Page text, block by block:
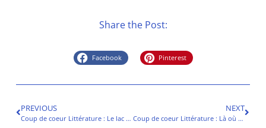
Share the Post:
Facebook Pinterest
PREVIOUS
Coup de coeur Littérature : Le lac de nulle part
NEXT
Coup de coeur Littérature : Là où chantent les écrevisses